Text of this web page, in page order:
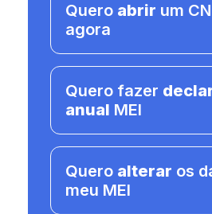
Quero abrir um
agora
Quero fazer
anual MEI
Quero alterar os
meu MEI